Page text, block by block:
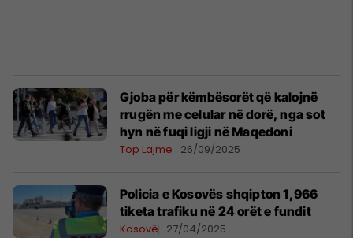
Gjoba për këmbësorët që kalojnë
rrugën me celular në dorë, nga sot
hyn në fuqi ligji në Maqedoni
Top Lajme 26/09/2025
Policia e Kosovës shqipton 1,966
tiketa trafiku në 24 orët e fundit
Kosovë 27/04/2025